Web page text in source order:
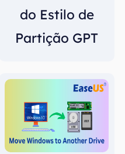
do Estilo de
Partição GPT